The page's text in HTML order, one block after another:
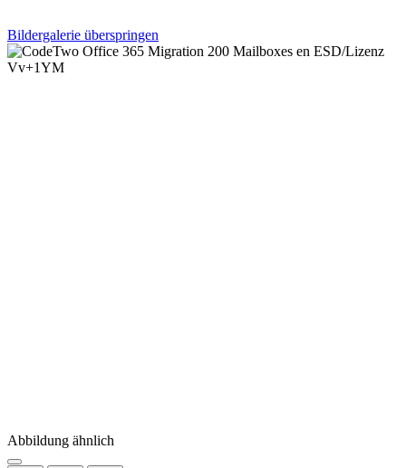
Bildergalerie überspringen
Abbildung ähnlich